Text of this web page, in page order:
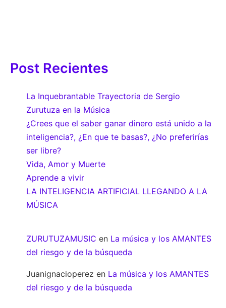
Post Recientes
La Inquebrantable Trayectoria de Sergio
Zurutuza en la Música
¿Crees que el saber ganar dinero está unido a la
inteligencia?, ¿En que te basas?, ¿No preferirías
ser libre?
Vida, Amor y Muerte
Aprende a vivir
LA INTELIGENCIA ARTIFICIAL LLEGANDO A LA
MÚSICA
ZURUTUZAMUSIC en La música y los AMANTES
del riesgo y de la búsqueda
Juanignacioperez en La música y los AMANTES
del riesgo y de la búsqueda